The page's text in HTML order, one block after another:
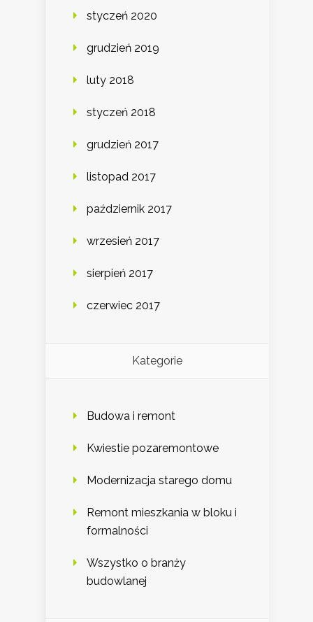
styczeń 2020
grudzień 2019
luty 2018
styczeń 2018
grudzień 2017
listopad 2017
październik 2017
wrzesień 2017
sierpień 2017
czerwiec 2017
Kategorie
Budowa i remont
Kwiestie pozaremontowe
Modernizacja starego domu
Remont mieszkania w bloku i
formalności
Wszystko o branży
budowlanej